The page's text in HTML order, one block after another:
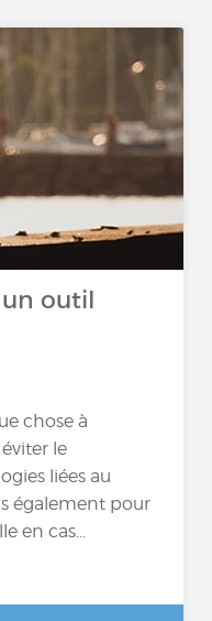
un outil
chose à
le
liées au
également pour
en cas...